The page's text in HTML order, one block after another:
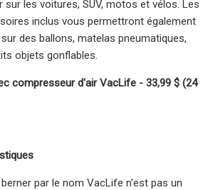
sur les voitures, SUV, motos et vélos. Les
inclus vous permettront également
des ballons, matelas pneumatiques,
objets gonflables.
compresseur d'air VacLife - 33,99 $ (24
par le nom VacLife n'est pas un